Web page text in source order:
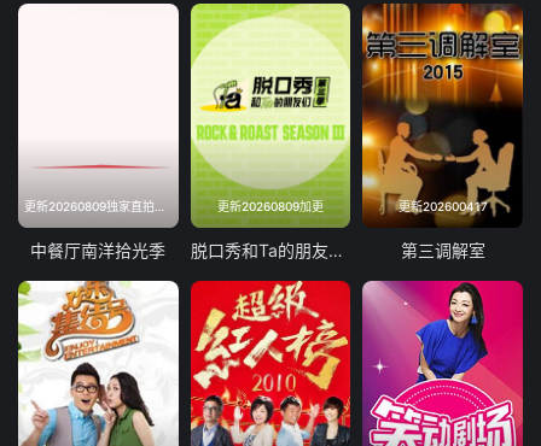
20240306
20240327
20240417
20240320
20240508 20240515
20240522 20240529
20240605 20240612
20240619 20240626
中餐厅南洋拾光季
更新20260809加更
脱口秀和Ta的朋友们第三季
更新202600417
第三调解室